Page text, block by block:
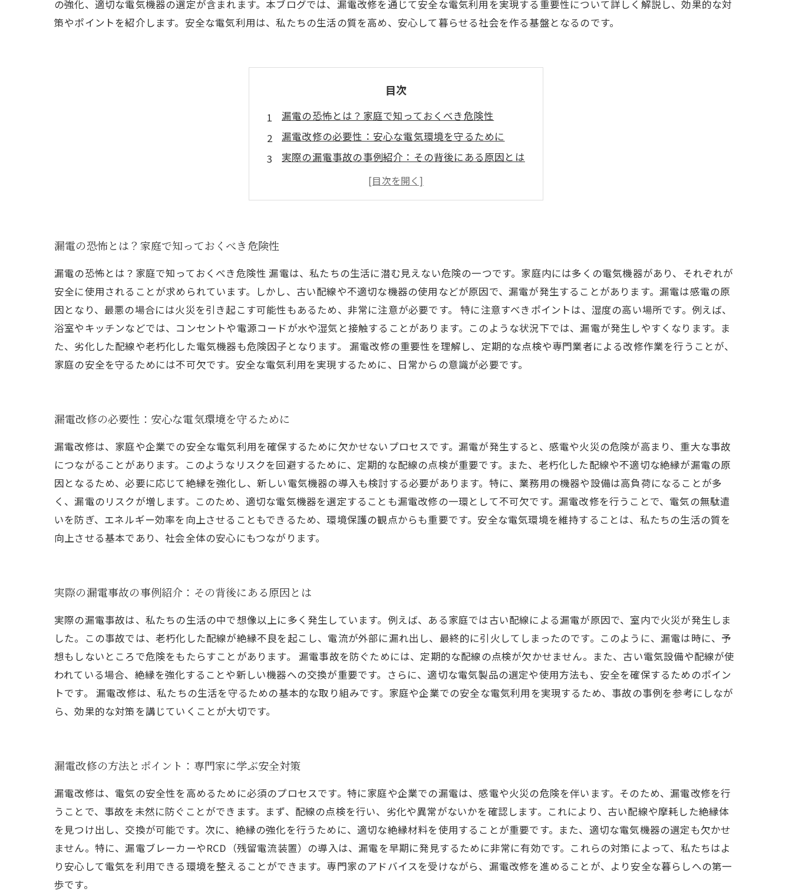
の強化、適切な電気機器の選定が含まれます。本ブログでは、漏電改修を通じて安全な電気利用を実現する重要性について詳しく解説し、効果的な対
策やポイントを紹介します。安全な電気利用は、私たちの生活の質を高め、安心して暮らせる社会を作る基盤となるのです。
目次
漏電の恐怖とは？家庭で知っておくべき危険性
漏電改修の必要性：安心な電気環境を守るために
実際の漏電事故の事例紹介：その背後にある原因とは
漏電改修の方法とポイント：専門家に学ぶ安全対策
漏電改修がもたらす効果：家計の節約と安全の確保
漏電の恐怖とは？家庭で知っておくべき危険性
漏電の恐怖とは？家庭で知っておくべき危険性 漏電は、私たちの生活に潜む見えない危険の一つです。家庭内には多くの電気機器があり、それぞれが
安全に使用されることが求められています。しかし、古い配線や不適切な機器の使用などが原因で、漏電が発生することがあります。漏電は感電の原
因となり、最悪の場合には火災を引き起こす可能性もあるため、非常に注意が必要です。 特に注意すべきポイントは、湿度の高い場所です。例えば、
浴室やキッチンなどでは、コンセントや電源コードが水や湿気と接触することがあります。このような状況下では、漏電が発生しやすくなります。ま
た、劣化した配線や老朽化した電気機器も危険因子となります。 漏電改修の重要性を理解し、定期的な点検や専門業者による改修作業を行うことが、
家庭の安全を守るためには不可欠です。安全な電気利用を実現するために、日常からの意識が必要です。
漏電改修の必要性：安心な電気環境を守るために
漏電改修は、家庭や企業での安全な電気利用を確保するために欠かせないプロセスです。漏電が発生すると、感電や火災の危険が高まり、重大な事故
につながることがあります。このようなリスクを回避するために、定期的な配線の点検が重要です。また、老朽化した配線や不適切な絶縁が漏電の原
因となるため、必要に応じて絶縁を強化し、新しい電気機器の導入も検討する必要があります。特に、業務用の機器や設備は高負荷になることが多
く、漏電のリスクが増します。このため、適切な電気機器を選定することも漏電改修の一環として不可欠です。漏電改修を行うことで、電気の無駄遣
いを防ぎ、エネルギー効率を向上させることもできるため、環境保護の観点からも重要です。安全な電気環境を維持することは、私たちの生活の質を
向上させる基本であり、社会全体の安心にもつながります。
実際の漏電事故の事例紹介：その背後にある原因とは
実際の漏電事故は、私たちの生活の中で想像以上に多く発生しています。例えば、ある家庭では古い配線による漏電が原因で、室内で火災が発生しま
した。この事故では、老朽化した配線が絶縁不良を起こし、電流が外部に漏れ出し、最終的に引火してしまったのです。このように、漏電は時に、予
想もしないところで危険をもたらすことがあります。 漏電事故を防ぐためには、定期的な配線の点検が欠かせません。また、古い電気設備や配線が使
われている場合、絶縁を強化することや新しい機器への交換が重要です。さらに、適切な電気製品の選定や使用方法も、安全を確保するためのポイン
トです。 漏電改修は、私たちの生活を守るための基本的な取り組みです。家庭や企業での安全な電気利用を実現するため、事故の事例を参考にしなが
ら、効果的な対策を講じていくことが大切です。
漏電改修の方法とポイント：専門家に学ぶ安全対策
漏電改修は、電気の安全性を高めるために必須のプロセスです。特に家庭や企業での漏電は、感電や火災の危険を伴います。そのため、漏電改修を行
うことで、事故を未然に防ぐことができます。まず、配線の点検を行い、劣化や異常がないかを確認します。これにより、古い配線や摩耗した絶縁体
を見つけ出し、交換が可能です。次に、絶縁の強化を行うために、適切な絶縁材料を使用することが重要です。また、適切な電気機器の選定も欠かせ
ません。特に、漏電ブレーカーやRCD（残留電流装置）の導入は、漏電を早期に発見するために非常に有効です。これらの対策によって、私たちはよ
り安心して電気を利用できる環境を整えることができます。専門家のアドバイスを受けながら、漏電改修を進めることが、より安全な暮らしへの第一
歩です。